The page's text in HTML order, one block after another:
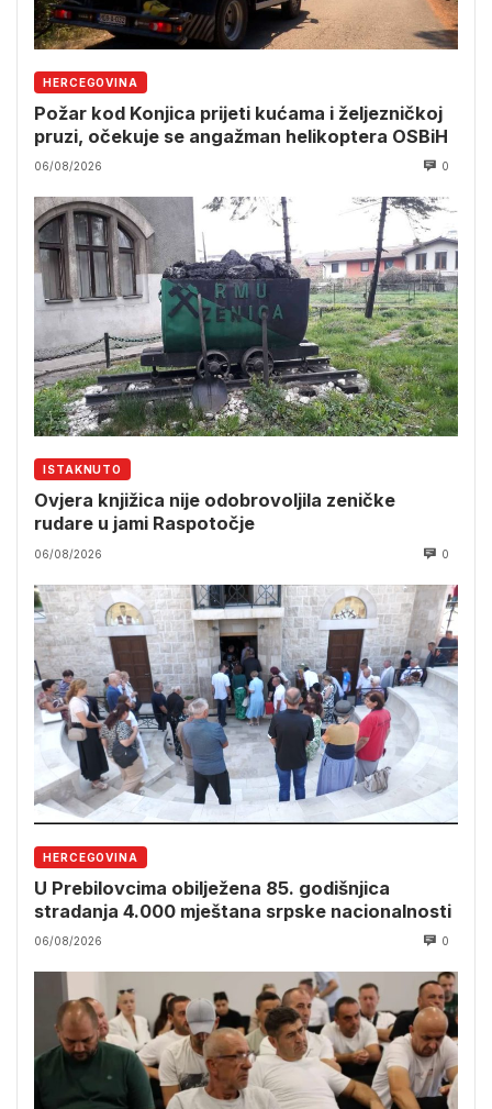
HERCEGOVINA
Požar kod Konjica prijeti kućama i željezničkoj
pruzi, očekuje se angažman helikoptera OSBiH
06/08/2026 0
ISTAKNUTO
Ovjera knjižica nije odobrovoljila zeničke
rudare u jami Raspotočje
06/08/2026 0
HERCEGOVINA
U Prebilovcima obilježena 85. godišnjica
stradanja 4.000 mještana srpske nacionalnosti
06/08/2026 0